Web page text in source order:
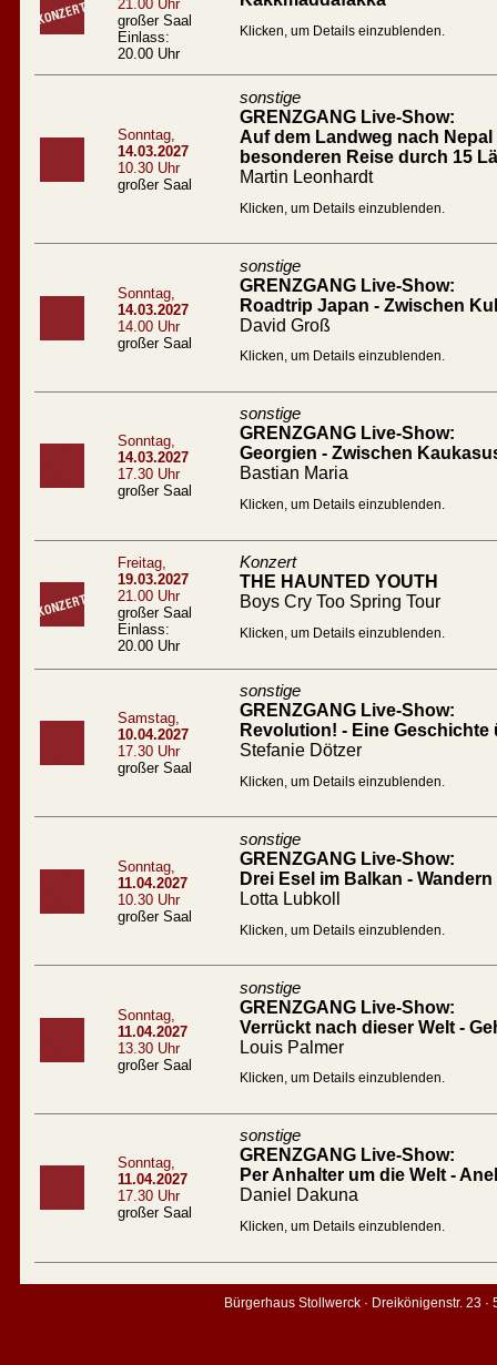
21.00 Uhr
großer Saal
Einlass:
20.00 Uhr
Klicken, um Details einzublenden.
Sonntag,
14.03.2027
10.30 Uhr
großer Saal
sonstige
GRENZGANG Live-Show:
Auf dem Landweg nach
besonderen Reise durch 15
Martin Leonhardt
Klicken, um Details einzublenden.
Sonntag,
14.03.2027
14.00 Uhr
großer Saal
sonstige
GRENZGANG Live-Show:
Roadtrip Japan - Zwischen
David Groß
Klicken, um Details einzublenden.
Sonntag,
14.03.2027
17.30 Uhr
großer Saal
sonstige
GRENZGANG Live-Show:
Georgien - Zwischen
Bastian Maria
Klicken, um Details einzublenden.
Freitag,
19.03.2027
21.00 Uhr
großer Saal
Einlass:
20.00 Uhr
Konzert
THE HAUNTED YOUTH
Boys Cry Too Spring Tour
Klicken, um Details einzublenden.
Samstag,
10.04.2027
17.30 Uhr
großer Saal
sonstige
GRENZGANG Live-Show:
Revolution! - Eine
Stefanie Dötzer
Klicken, um Details einzublenden.
Sonntag,
11.04.2027
10.30 Uhr
großer Saal
sonstige
GRENZGANG Live-Show:
Drei Esel im Balkan -
Lotta Lubkoll
Klicken, um Details einzublenden.
Sonntag,
11.04.2027
13.30 Uhr
großer Saal
sonstige
GRENZGANG Live-Show:
Verrückt nach dieser Welt -
Louis Palmer
Klicken, um Details einzublenden.
Sonntag,
11.04.2027
17.30 Uhr
großer Saal
sonstige
GRENZGANG Live-Show:
Per Anhalter um die Welt -
Daniel Dakuna
Klicken, um Details einzublenden.
Bürgerhaus Stollwerck · Dreikönigenstr. 23